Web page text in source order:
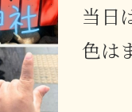
当日
色は